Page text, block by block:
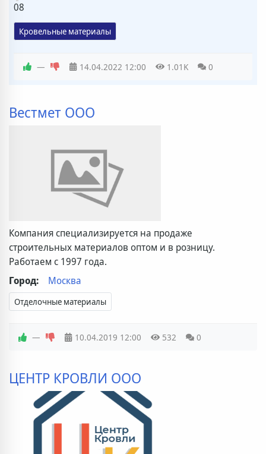
08
Кровельные материалы
— 14.04.2022 12:00 1.01K 0
Вестмет ООО
Компания специализируется на продаже
строительных материалов оптом и в розницу.
Работаем с 1997 года.
Город:
Москва
Отделочные материалы
— 10.04.2019 12:00 532 0
ЦЕНТР КРОВЛИ ООО